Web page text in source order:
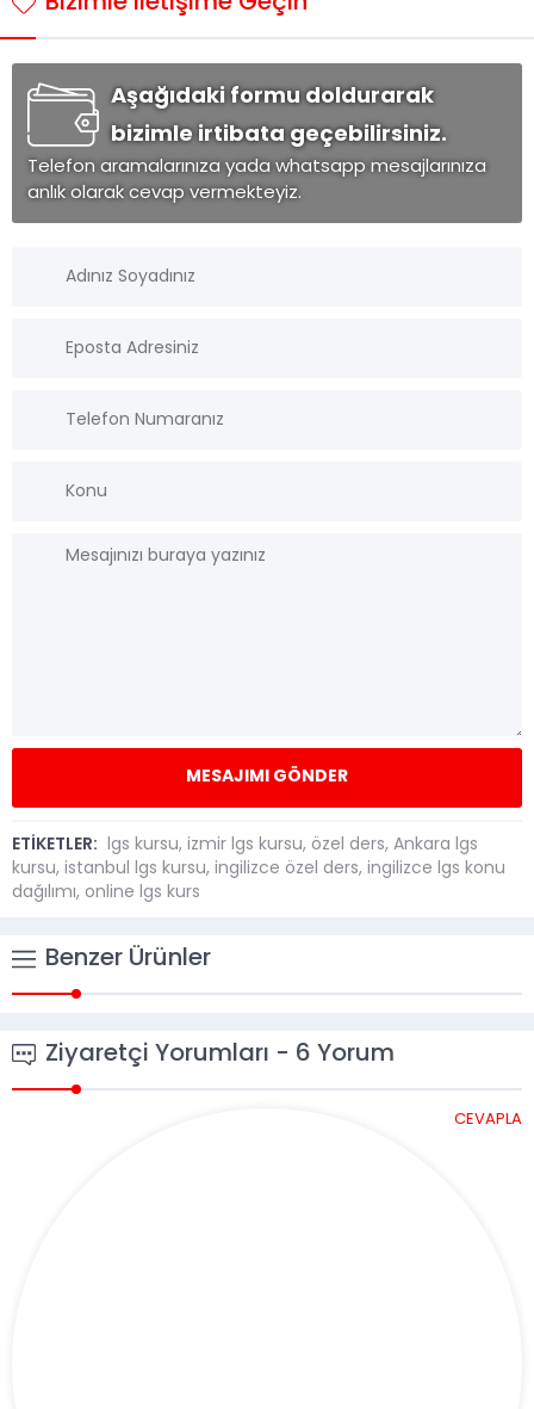
Aşağıdaki formu doldurarak
bizimle irtibata geçebilirsiniz.
Telefon aramalarınıza yada whatsapp mesajlarınıza
anlık olarak cevap vermekteyiz.
ETİKETLER: lgs kursu, izmir lgs kursu, özel ders, Ankara lgs
kursu, istanbul lgs kursu, ingilizce özel ders, ingilizce lgs konu
dağılımı, online lgs kurs
Benzer Ürünler
Ziyaretçi Yorumları - 6 Yorum
CEVAPLA